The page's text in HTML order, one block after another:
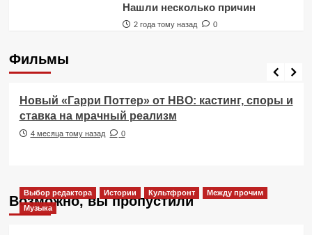
Нашли несколько причин
2 года тому назад 0
Фильмы
Фильмы
Новый «Гарри Поттер» от HBO: кастинг, споры и
ставка на мрачный реализм
4 месяца тому назад 0
Возможно, вы пропустили
Выбор редактора Истории Культфронт
Между прочим
Музыка